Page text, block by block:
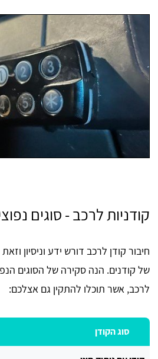
קודניות לרכב - סוגים
חיבור קודן לרכב דורש ידע וניסיון
של קודנים. הנה סקירה של הסוגים
לרכב, אשר תוכלו להתקין גם אצלכם:
סוג הקודן